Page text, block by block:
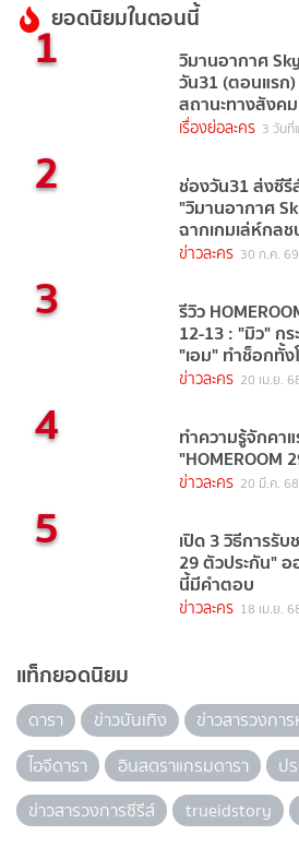
ยอดนิยมในตอนนี้
1 วิมานอากาศ
วัน31 (ตอนแรก
สถานะทางสังคม
เรื่องย่อละคร 3 วันที่
2 ช่องวัน31 ส่งซี
"วิมานอากาศ
ฉากเกมเล่ห์กล
ข่าวละคร 30 ก.ค. 69
3 รีวิว
12-13 : "มิว" ก
"เอม" ทำช็อกทั้ง
ข่าวละคร 20 เม.ย.
4 ทำความรู้จักคา
"HOMEROOM
ข่าวละคร 20 มี.ค. 68
5 เปิด 3 วิธีการรับ
29 ตัวประกัน"
นี้มีคำตอบ
ข่าวละคร 18 เม.ย.
แท็กยอดนิยม
ดารา ข่าวบันเทิง ข่าวสารวงกา
ไอจีดารา
อินสตราแกรมดารา
ป
ข่าวสารวงการซีรีส์
trueidstory